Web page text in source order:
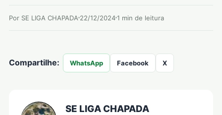
Por SE LIGA CHAPADA 22/12/20241 min de leitura
Compartilhe: WhatsApp Facebook X
SE LIGA CHAPADA